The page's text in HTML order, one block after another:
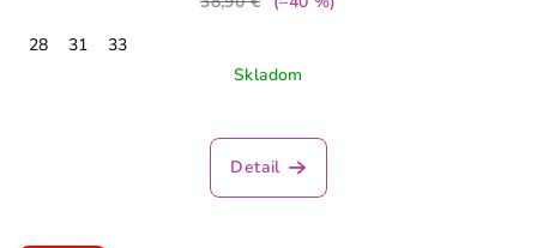
28
31
33
Skladom
Detail